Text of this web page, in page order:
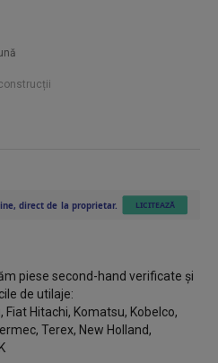
piese second-hand verificate și
de utilaje:
Fiat Hitachi, Komatsu, Kobelco,
Terex, New Holland,